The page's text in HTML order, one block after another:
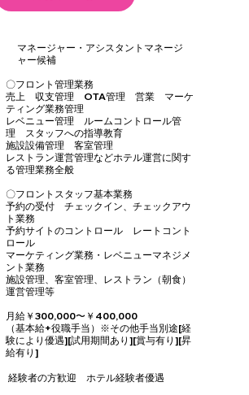
マネージャー・アシスタントマネージ
ャー候補
〇フロント管理業務
売上 収支管理 OTA管理 営業 マーケ
ティング業務管理
レベニュー管理 ルームコントロール管
理 スタッフへの指導教育
施設設備管理 客室管理
レストラン運営管理などホテル運営に関す
る管理業務全般
〇フロントスタッフ基本業務
予約の受付 チェックイン、チェックアウ
ト業務
予約サイトのコントロール レートコント
ロール
マーケティング業務・レベニューマネジメ
ント業務
施設管理、客室管理、レストラン（朝食）
運営管理等
月給￥300,000〜￥400,000
（基本給+役職手当）※その他手当別途[経
験により優遇][試用期間あり][賞与有り][昇
給有り]
経験者の方歓迎 ホテル経験者優遇